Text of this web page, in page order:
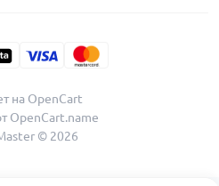
на OpenCart
OpenCart.name
© 2026